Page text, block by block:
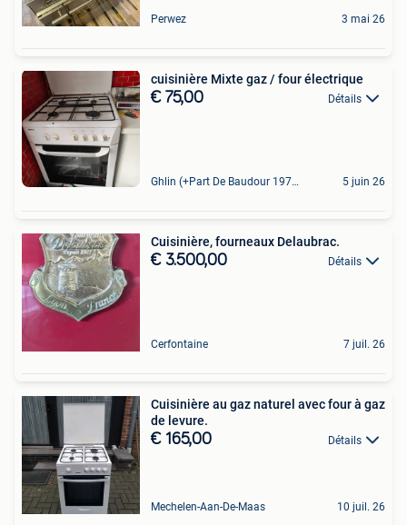
Perwez 3 mai 26
cuisinière Mixte gaz / four électrique
€ 75,00 Détails
Ghlin (+Part De Baudour 1971) 5 juin 26
Cuisinière, fourneaux Delaubrac.
€ 3.500,00 Détails
Cerfontaine 7 juil. 26
Cuisinière au gaz naturel avec four à gaz
de levure.
€ 165,00 Détails
Mechelen-Aan-De-Maas 10 juil. 26